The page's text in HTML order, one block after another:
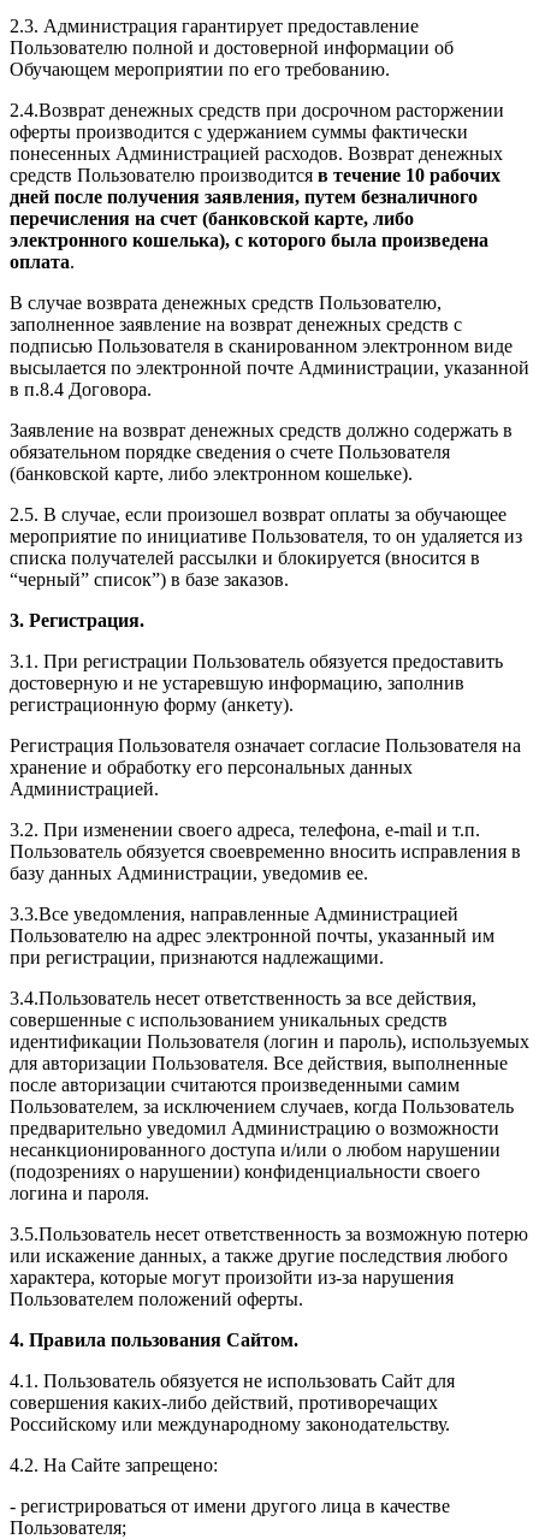
2.3. Администрация гарантирует предоставление
Пользователю полной и достоверной информации об
Обучающем мероприятии по его требованию.
2.4.Возврат денежных средств при досрочном расторжении
оферты производится с удержанием суммы фактически
понесенных Администрацией расходов. Возврат денежных
средств Пользователю производится в течение 10 рабочих
дней после получения заявления, путем безналичного
перечисления на счет (банковской карте, либо
электронного кошелька), с которого была произведена
оплата.
В случае возврата денежных средств Пользователю,
заполненное заявление на возврат денежных средств с
подписью Пользователя в сканированном электронном виде
высылается по электронной почте Администрации, указанной
в п.8.4 Договора.
Заявление на возврат денежных средств должно содержать в
обязательном порядке сведения о счете Пользователя
(банковской карте, либо электронном кошельке).
2.5. В случае, если произошел возврат оплаты за обучающее
мероприятие по инициативе Пользователя, то он удаляется из
списка получателей рассылки и блокируется (вносится в
“черный” список”) в базе заказов.
3. Регистрация.
3.1. При регистрации Пользователь обязуется предоставить
достоверную и не устаревшую информацию, заполнив
регистрационную форму (анкету).
Регистрация Пользователя означает согласие Пользователя на
хранение и обработку его персональных данных
Администрацией.
3.2. При изменении своего адреса, телефона, e-mail и т.п.
Пользователь обязуется своевременно вносить исправления в
базу данных Администрации, уведомив ее.
3.3.Все уведомления, направленные Администрацией
Пользователю на адрес электронной почты, указанный им
при регистрации, признаются надлежащими.
3.4.Пользователь несет ответственность за все действия,
совершенные с использованием уникальных средств
идентификации Пользователя (логин и пароль), используемых
для авторизации Пользователя. Все действия, выполненные
после авторизации считаются произведенными самим
Пользователем, за исключением случаев, когда Пользователь
предварительно уведомил Администрацию о возможности
несанкционированного доступа и/или о любом нарушении
(подозрениях о нарушении) конфиденциальности своего
логина и пароля.
3.5.Пользователь несет ответственность за возможную потерю
или искажение данных, а также другие последствия любого
характера, которые могут произойти из-за нарушения
Пользователем положений оферты.
4. Правила пользования Сайтом.
4.1. Пользователь обязуется не использовать Сайт для
совершения каких-либо действий, противоречащих
Российскому или международному законодательству.
4.2. На Сайте запрещено:
- регистрироваться от имени другого лица в качестве
Пользователя;